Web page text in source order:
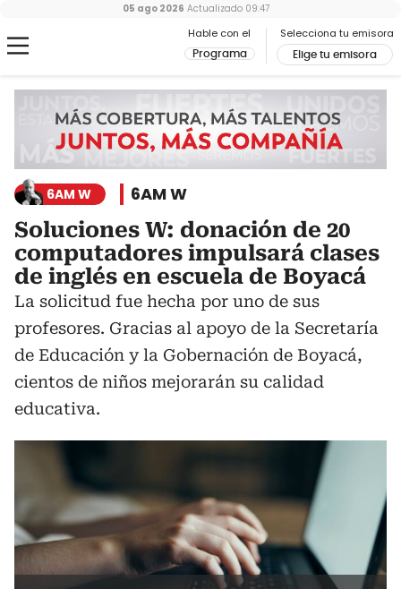
Hable con el
Programa
Selecciona tu emisora
Elige tu emisora
05 ago 2026 Actualizado 09:47
6AM W 6AM W
Soluciones W: donación de 20
computadores impulsará clases
de inglés en escuela de Boyacá
La solicitud fue hecha por uno de sus
profesores. Gracias al apoyo de la Secretaría
de Educación y la Gobernación de Boyacá,
cientos de niños mejorarán su calidad
educativa.